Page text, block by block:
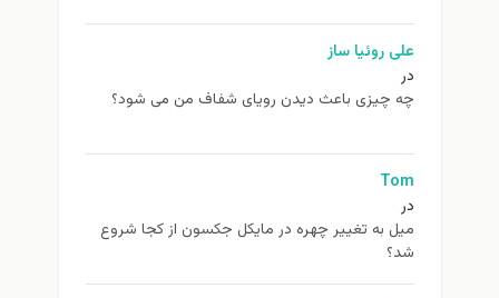
علی روئیا ساز
در
چه چیزی باعث دیدن رویای شفاف من می شود؟
Tom
در
ميل به تغيير چهره در مایکل جکسون از كجا شروع
شد؟